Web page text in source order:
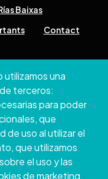
utilizamos una
terceros:
para poder
que
de uso al utilizar el
que utilizamos
el uso y las
de marketing,
Baixas
Contact
804 124